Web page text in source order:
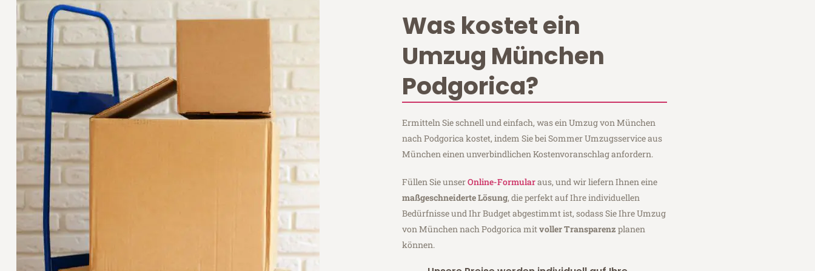
Was kostet ein
Umzug München
Podgorica?
Ermitteln Sie schnell und einfach, was ein Umzug von München
nach Podgorica kostet, indem Sie bei Sommer Umzugsservice aus
München einen unverbindlichen Kostenvoranschlag anfordern.
Füllen Sie unserOnline-Formularaus, und wir liefern Ihnen eine
maßgeschneiderte Lösung, die perfekt auf Ihre individuellen
Bedürfnisse und Ihr Budget abgestimmt ist, sodass Sie Ihre Umzug
von München nach Podgorica mitvoller Transparenz planen
können.